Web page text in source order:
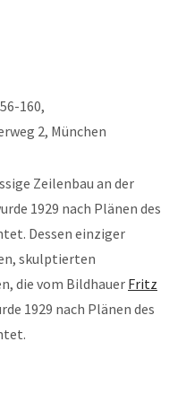
160,
2, München
Zeilenbau an der
1929 nach Plänen des
Dessen einziger
skulptierten
die vom Bildhauer Fritz
1929 nach Plänen des